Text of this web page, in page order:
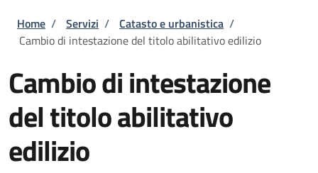
Briciole di pane
Home / Servizi / Catasto e urbanistica /
Cambio di intestazione del titolo abilitativo edilizio
Cambio di intestazione
del titolo abilitativo
edilizio